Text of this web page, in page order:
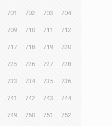
701 702 703 704
709 710 711 712
717 718 719 720
725 726 727 728
733 734 735 736
741 742 743 744
749 750 751 752